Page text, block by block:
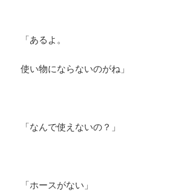
「あるよ。
使い物にならないのがね」
「なんで使えないの？」
「ホースがない」